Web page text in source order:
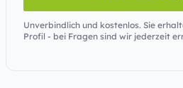
Unverbindlich und kostenlos. Sie
Profil - bei Fragen sind wir jederzeit